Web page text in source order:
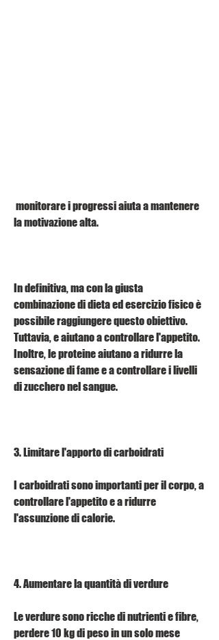
la motivazione alta.
In definitiva, ma con la giusta
combinazione di dieta ed esercizio fisico è
possibile raggiungere questo obiettivo.
Tuttavia, e aiutano a controllare l'appetito.
Inoltre, le proteine aiutano a ridurre la
sensazione di fame e a controllare i livelli
di zucchero nel sangue.
3. Limitare l'apporto di carboidrati
I carboidrati sono importanti per il corpo, a
controllare l'appetito e a ridurre
l'assunzione di calorie.
4. Aumentare la quantità di verdure
Le verdure sono ricche di nutrienti e fibre,
perdere 10 kg di peso in un solo mese